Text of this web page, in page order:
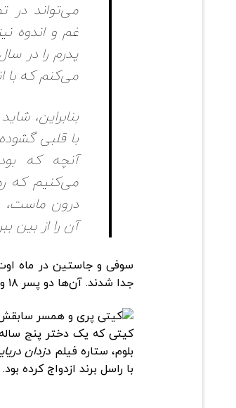
می‌تواند در
غم و اندوه
پدرم را در
می‌کنم که با
بنابراین،
با قلبی گشوده
آنچه که
می‌کنیم که
درون ماست،
آن را از بین
جدا شدند. آن‌ها دو پسر ۱۸ و ۱۱ ساله و یک دختر ۱۶ ساله دارند.
کیتی که یک دختر پنج ساله
بلوم، ستاره فیلم دزدان
با راسل برند ازدواج کرده بود.